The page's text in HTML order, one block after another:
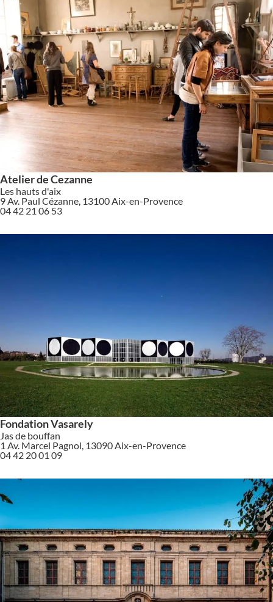
Atelier de Cezanne
Les hauts d'aix
9 Av. Paul Cézanne, 13100 Aix-en-Provence
04 42 21 06 53
Fondation Vasarely
Jas de bouffan
1 Av. Marcel Pagnol, 13090 Aix-en-Provence
04 42 20 01 09